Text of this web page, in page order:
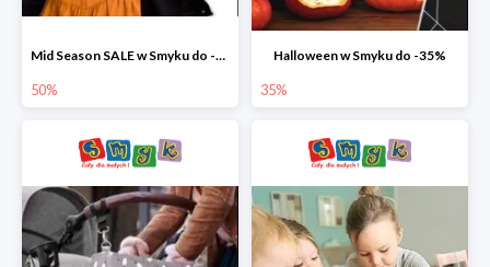
Mid Season SALE w Smyku do -50%
50%
Halloween w Smyku do -35%
35%